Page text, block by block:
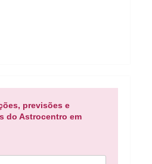
previsões e
do Astrocentro em